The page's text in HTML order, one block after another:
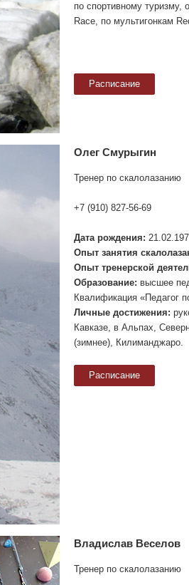
по спортивному туризму,
Race, по мультигонкам
Олег Смурыгин
Тренер по скалолазанию
+7 (910) 827-56-69
Дата рождения:
Опыт занятия
Опыт тренерской
Образование: высшее
Квалификация «Педагог
Личные достижения:
Кавказе, в Альпах,
(зимнее), Килиманджаро.
Владислав Веселов
Тренер по скалолазанию